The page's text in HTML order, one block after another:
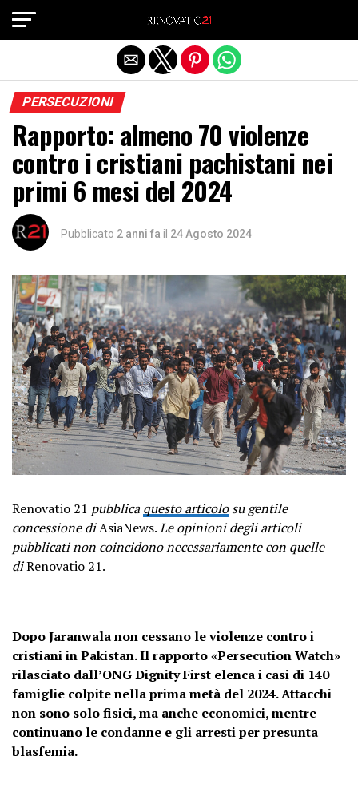
PERSECUZIONI
Rapporto: almeno 70 violenze
contro i cristiani pachistani nei
primi 6 mesi del 2024
Pubblicato 2 anni fa il 24 Agosto 2024
Renovatio 21 pubblicaquesto articolosu gentile
concessione diAsiaNews.Le opinioni degli articoli
pubblicati non coincidono necessariamente con quelle
diRenovatio 21.
Dopo Jaranwala non cessano le violenze contro i
cristiani in Pakistan. Il rapporto «Persecution Watch»
rilasciato dall’ONG Dignity First elenca i casi di 140
famiglie colpite nella prima metà del 2024. Attacchi
non sono solo fisici, ma anche economici, mentre
continuano le condanne e gli arresti per presunta
blasfemia.
Exit mobile version